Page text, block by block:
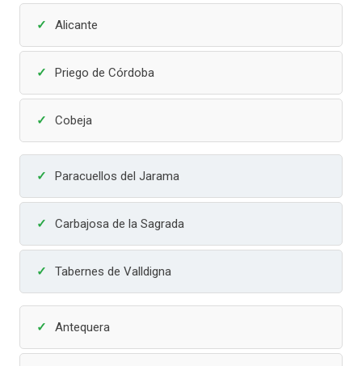
Alicante
Priego de Córdoba
Cobeja
Paracuellos del Jarama
Carbajosa de la Sagrada
Tabernes de Valldigna
Antequera